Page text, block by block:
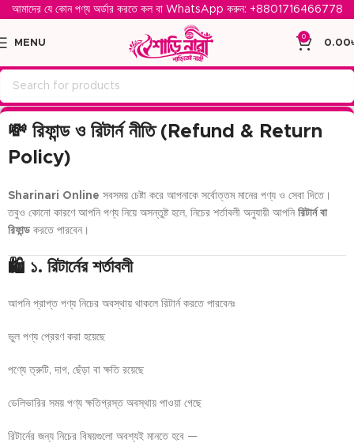
আমাদের যে কোন পণ্য অর্ডার করতে কল বা WhatsApp করুন: ‪ +8801716466778‬
MENU
0
0.00
💸 রিফান্ড ও রিটার্ন নীতি (Refund & Return
Policy)
Sharinari Online সবসময় চেষ্টা করে আপনাকে সর্বোত্তম মানের পণ্য ও সেবা দিতে।
তবুও কোনো কারণে আপনি পণ্য নিয়ে অসন্তুষ্ট হলে, নিচের শর্তাবলী অনুযায়ী আপনি রিটার্ন বা
রিফান্ড করতে পারবেন।
🛍️ ১. রিটার্নের শর্তাবলী
আপনি প্রাপ্ত পণ্য নিচের অবস্থায় থাকলে রিটার্ন করতে পারবেনঃ
ভুল পণ্য প্রেরণ করা হয়েছে
পণ্যে ত্রুটি, দাগ, ছেঁড়া বা ক্ষতি রয়েছে
ডেলিভারির সময় পণ্য ক্ষতিগ্রস্ত অবস্থায় পাওয়া গেছে
রিটার্নের জন্য নিচের বিষয়গুলো অবশ্যই মানতে হবে —